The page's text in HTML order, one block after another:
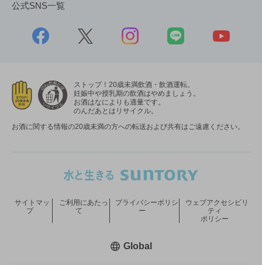
公式SNS一覧
ストップ！20歳未満飲酒・飲酒運転。
妊娠中や授乳期の飲酒はやめましょう。
お酒はなによりも適量です。
のんだあとはリサイクル。
お酒に関する情報の20歳未満の方への転送および共有はご遠慮ください。
サイトマッ
プ
ご利用にあたっ
て
プライバシーポリシ
ー
ウェブアクセシビリ
ティ
ポリシー
Global新しいウィンドウで開く